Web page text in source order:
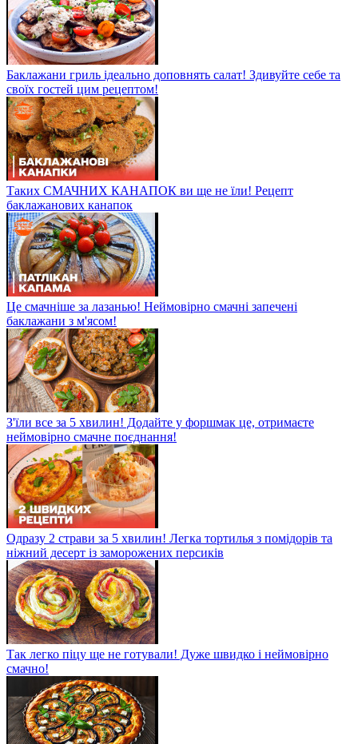
Баклажани гриль ідеально доповнять салат! Здивуйте себе та
своїх гостей цим рецептом!
Таких СМАЧНИХ КАНАПОК ви ще не їли! Рецепт
баклажанових канапок
Це смачніше за лазанью! Неймовірно смачні запечені
баклажани з м'ясом!
З'їли все за 5 хвилин! Додайте у форшмак це, отримаєте
неймовірно смачне поєднання!
Одразу 2 страви за 5 хвилин! Легка тортилья з помідорів та
ніжний десерт із заморожених персиків
Так легко піцу ще не готували! Дуже швидко і неймовірно
смачно!